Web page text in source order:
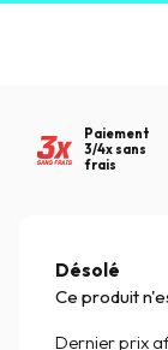
Paiement
3/4x sans
frais
Désolé
Ce produit
Dernier prix